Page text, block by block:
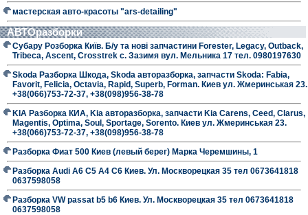
мастерская авто-красоты "ars-detailing"
АВТОразборки
Субару Розборка Київ. Б/у та нові запчастини Forester, Legacy, Outback,
Tribeca, Ascent, Crosstrek с. Зазимя вул. Мельника 17 тел. 0980197630
Skoda Разборка Шкода, Skoda авторазборка, запчасти Skoda: Fabia,
Favorit, Felicia, Octavia, Rapid, Superb, Forman. Киев ул. Жмеринськая 23.
+38(066)753-72-37, +38(098)956-38-78
KIA Разборка КИА, Kia авторазборка, запчасти Kia Carens, Ceed, Clarus,
Magentis, Optima, Soul, Sportage, Sorento. Киев ул. Жмеринськая 23.
+38(066)753-72-37, +38(098)956-38-78
Разборка Фиат 500 Киев (левый берег) Марка Черемшины, 1
Разборка Audi A6 C5 A4 C6 Киев. Ул. Москворецкая 35 тел 0673641818
0637598058
Разборка VW passat b5 b6 Киев. Ул. Москворецкая 35 тел 0673641818
0637598058